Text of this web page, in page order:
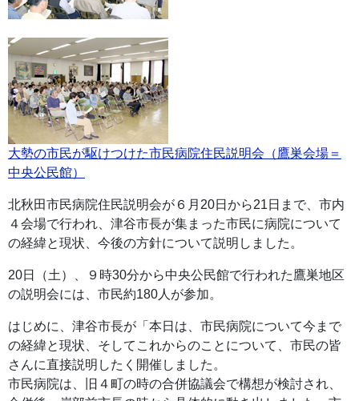
大勢の市民が駆けつけた市民病院住民説明会（鷹巣会場＝
中央公民館）
北秋田市民病院住民説明会が６月20日から21日まで、市内
４会場で行われ、津谷市長が集まった市民に病院について
の経緯と現状、今後の方針について説明しました。
20日（土）、９時30分から中央公民館で行われた鷹巣地区
の説明会には、市民約180人が参加。
はじめに、津谷市長が「本日は、市民病院について今まで
の経緯と現状、そしてこれからのことについて、市民の皆
さんに直接説明したく開催しました。
市民病院は、旧４町の時の合併協議会で構想が検討され、